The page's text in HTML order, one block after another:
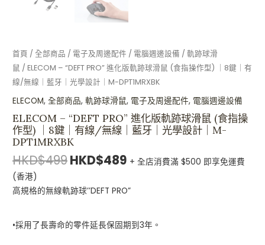
首頁 /全部商品 / 電子及周邊配件 / 電腦週邊設備 /軌跡球滑
鼠 / ELECOM – “DEFT PRO” 進化版軌跡球滑鼠 (食指操作型) ｜8鍵｜有
線/無線｜藍牙｜光學設計｜M-DPT1MRXBK
ELECOM,全部商品,軌跡球滑鼠, 電子及周邊配件, 電腦週邊設備
ELECOM – “DEFT PRO” 進化版軌跡球滑鼠 (食指操
作型) ｜8鍵｜有線/無線｜藍牙｜光學設計｜M-
DPT1MRXBK
HKD$499HKD$489 + 全店消費滿 $500 即享免運費
(香港)
高規格的無線軌跡球’’DEFT PRO”
•採用了長壽命的零件延長保固期到3年。